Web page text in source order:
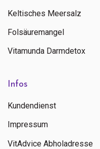
Keltisches Meersalz
Folsäuremangel
Vitamunda Darmdetox
Infos
Kundendienst
Impressum
VitAdvice Abholadresse